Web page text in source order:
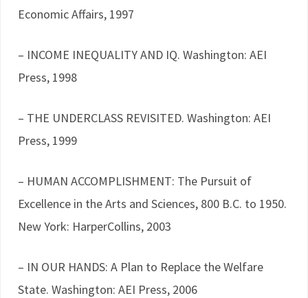
Economic Affairs, 1997
– INCOME INEQUALITY AND IQ. Washington: AEI
Press, 1998
– THE UNDERCLASS REVISITED. Washington: AEI
Press, 1999
– HUMAN ACCOMPLISHMENT: The Pursuit of
Excellence in the Arts and Sciences, 800 B.C. to 1950.
New York: HarperCollins, 2003
– IN OUR HANDS: A Plan to Replace the Welfare
State. Washington: AEI Press, 2006